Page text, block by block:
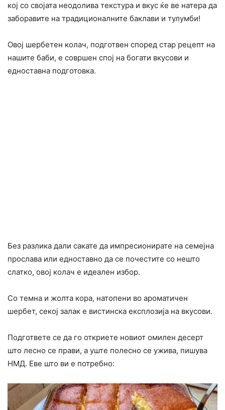
кој со својата неодолива текстура и вкус ќе ве натера да
заборавите на традиционалните баклави и тулумби!
Овој шербетен колач, подготвен според стар рецепт на
нашите баби, е совршен спој на богати вкусови и
едноставна подготовка.
Без разлика дали сакате да импресионирате на семејна
прослава или едноставно да се почестите со нешто
слатко, овој колач е идеален избор.
Со темна и жолта кора, натопени во ароматичен
шербет, секој залак е вистинска експлозија на вкусови.
Подгответе се да го откриете новиот омилен десерт
што лесно се прави, а уште полесно се ужива, пишува
НМД. Еве што ви е потребно: